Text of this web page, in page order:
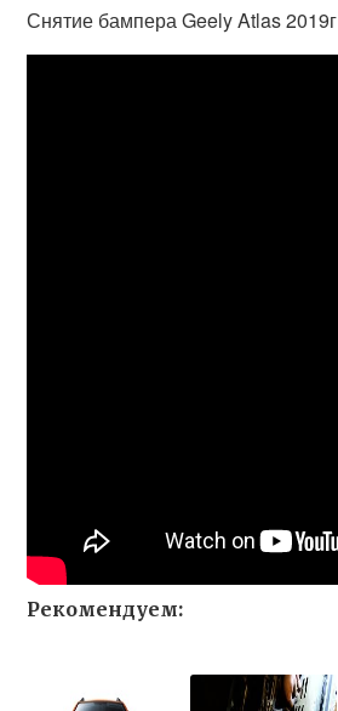
Снятие бампера Geely Atlas 2019г
Рекомендуем: